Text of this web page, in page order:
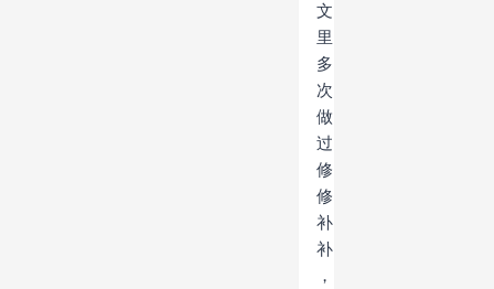
文
里
多
次
做
过
修
修
补
补
，